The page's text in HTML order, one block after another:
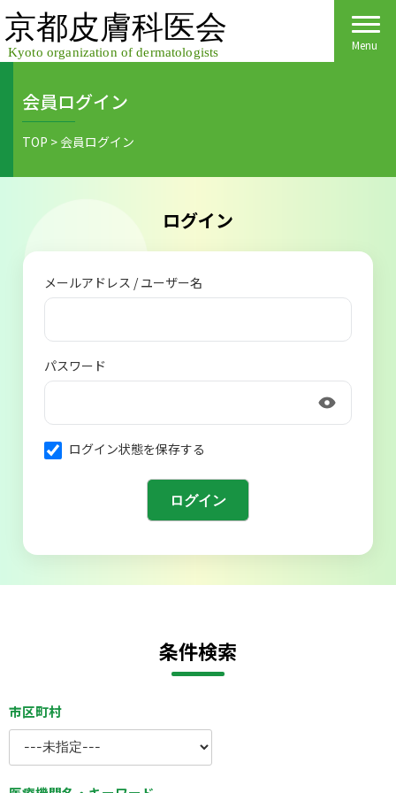
Skip
to
content
Menu
Home
医院検索
皮膚の日
皮膚の病気
医療関係者の皆様へ
会員様へごあいさつ
活動報告
ご入会方法
会員様へ
各種手続き
保険診療
会則
会員ログイン
TOP > 会員ログイン
ログイン
メールアドレス / ユーザー名
パスワード
ログイン状態を保存する
条件検索
市区町村